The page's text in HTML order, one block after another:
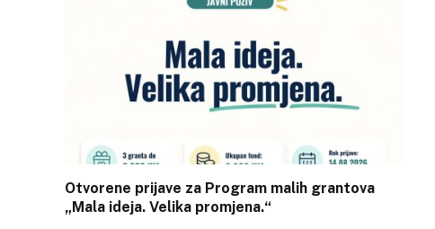
Otvorene prijave za Program malih grantova
„Mala ideja. Velika promjena.“